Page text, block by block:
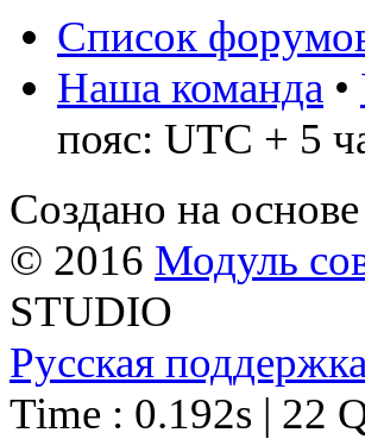
Список
Наша команда •
пояс: UTC + 5
Создано на основе
© 2016 Модуль
STUDIO
Русская
Time : 0.192s | 22